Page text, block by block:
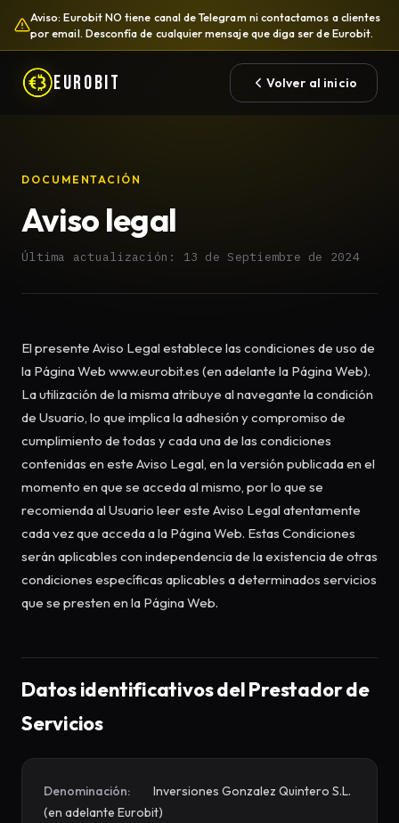
Aviso: Eurobit NO tiene canal de Telegram ni contactamos a clientes
por email. Desconfía de cualquier mensaje que diga ser de Eurobit.
EUROBIT Volver al inicio
DOCUMENTACIÓN
Aviso legal
Última actualización: 13 de Septiembre de 2024
El presente Aviso Legal establece las condiciones de uso de
la Página Web www.eurobit.es (en adelante la Página Web).
La utilización de la misma atribuye al navegante la condición
de Usuario, lo que implica la adhesión y compromiso de
cumplimiento de todas y cada una de las condiciones
contenidas en este Aviso Legal, en la versión publicada en el
momento en que se acceda al mismo, por lo que se
recomienda al Usuario leer este Aviso Legal atentamente
cada vez que acceda a la Página Web. Estas Condiciones
serán aplicables con independencia de la existencia de otras
condiciones específicas aplicables a determinados servicios
que se presten en la Página Web.
Datos identificativos del Prestador de
Servicios
Denominación:
Inversiones Gonzalez Quintero S.L.
(en adelante Eurobit)